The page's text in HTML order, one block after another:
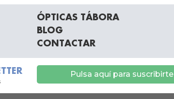
ÓPTICAS TÁBORA
BLOG
CONTACTAR
Pulsa aquí para suscribirte